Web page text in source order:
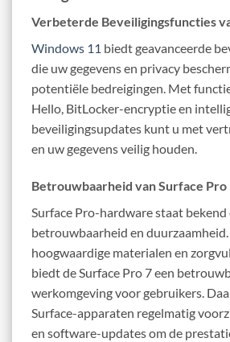
Verbeterde Beveiligingsfuncties
Windows 11 biedt geavanceerde
die uw gegevens en privacy
potentiële bedreigingen. Met
Hello, BitLocker-encryptie en
beveiligingsupdates kunt u met
en uw gegevens veilig houden.
Betrouwbaarheid van Surface
Surface Pro-hardware staat bekend
betrouwbaarheid en
hoogwaardige materialen en
biedt de Surface Pro 7 een
werkomgeving voor gebruikers.
Surface-apparaten regelmatig
en software-updates om de